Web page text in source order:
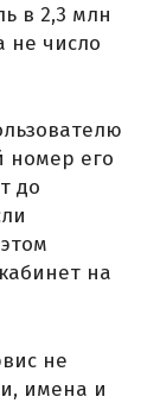
в 2,3 млн
не число
номер его
до
на
не
имена и